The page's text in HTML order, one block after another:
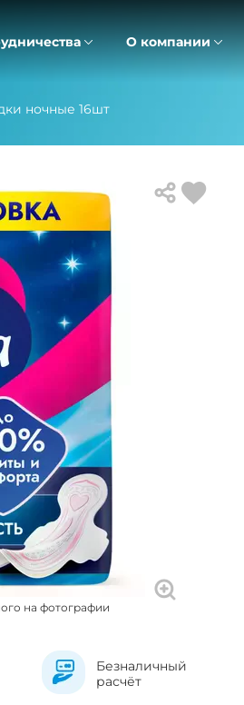
О компании
ночные 16шт
на фотографии
Безналичный
расчёт